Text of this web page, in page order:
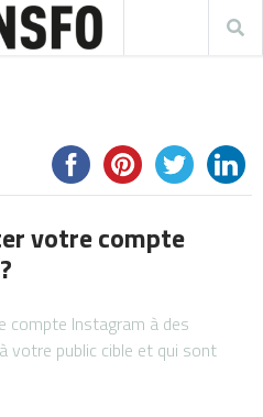
votre compte
compte Instagram à des
votre public cible et qui sont